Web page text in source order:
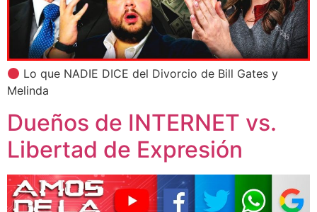
Lo que NADIE DICE del Divorcio de Bill Gates y
Melinda
Dueños de INTERNET vs.
Libertad de Expresión